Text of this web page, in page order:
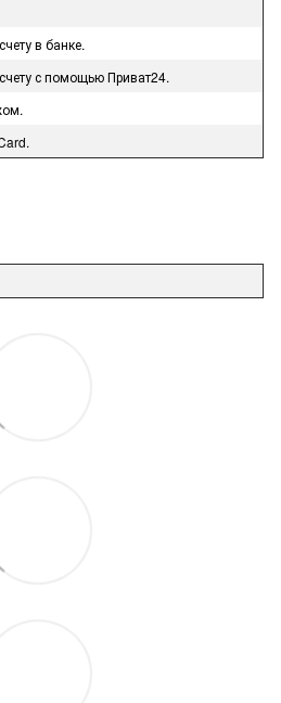
в банке.
с помощью Приват24.